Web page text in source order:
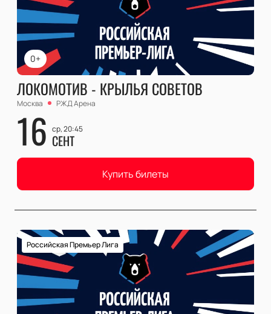
0+
ЛОКОМОТИВ - КРЫЛЬЯ СОВЕТОВ
Москва РЖД Арена
16 ср, 20:45
СЕНТ
Купить билеты
Российская Премьер Лига